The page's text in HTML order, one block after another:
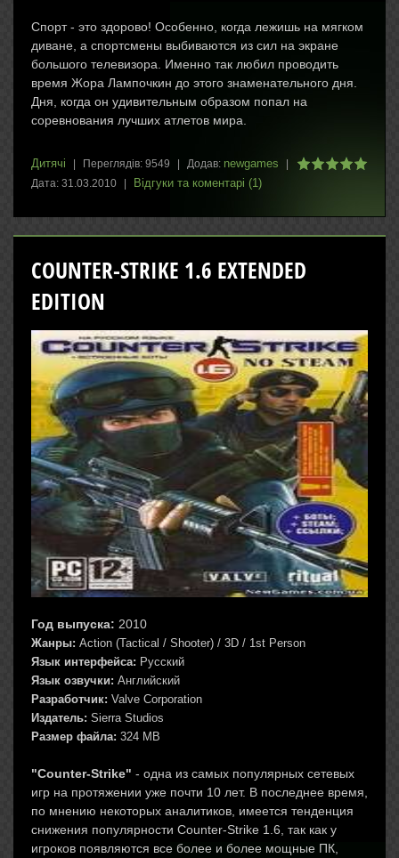
Спорт - это здорово! Особенно, когда лежишь на мягком
диване, а спортсмены выбиваются из сил на экране
большого телевизора. Именно так любил проводить
время Жора Лампочкин до этого знаменательного дня.
Дня, когда он удивительным образом попал на
соревнования лучших атлетов мира.
Дитячі Переглядів: 9549 Додав: newgames
Дата: 31.03.2010 Відгуки та коментарі (1)
COUNTER-STRIKE 1.6 EXTENDED
EDITION
Год выпуска: 2010
Жанры: Action (Tactical / Shooter) / 3D / 1st Person
Язык интерфейса: Русский
Язык озвучки: Английский
Разработчик: Valve Corporation
Издатель: Sierra Studios
Размер файла: 324 MB
"Counter-Strike" - одна из самых популярных сетевых
игр на протяжении уже почти 10 лет. В последнее время,
по мнению некоторых аналитиков, имеется тенденция
снижения популярности Counter-Strike 1.6, так как у
игроков появляются все более и более мощные ПК,